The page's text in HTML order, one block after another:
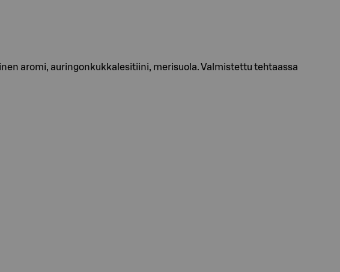
aromi, auringonkukkalesitiini, merisuola. Valmistettu tehtaassa